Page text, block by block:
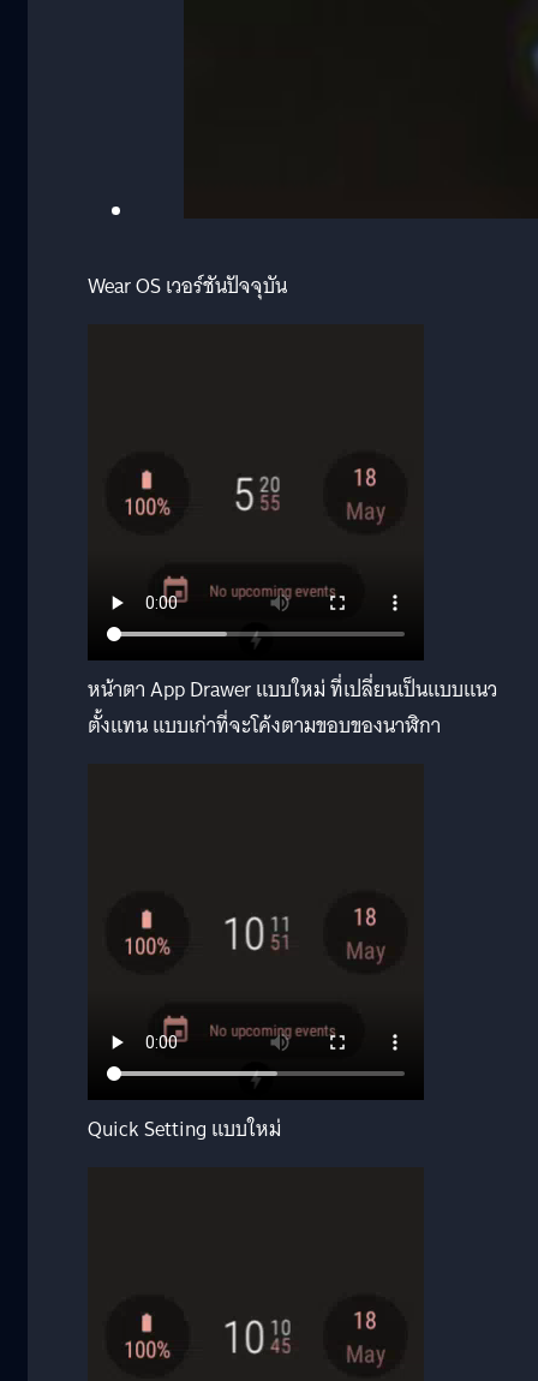
Wear OS เวอร์ชันปัจจุบัน
หน้าตา App Drawer แบบใหม่ ที่เปลี่ยนเป็นแบบแนว
ตั้งแทน แบบเก่าที่จะโค้งตามขอบของนาฬิกา
Quick Setting แบบใหม่